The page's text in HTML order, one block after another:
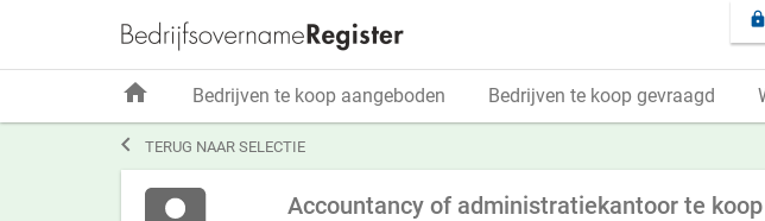
 TERUG NAAR SELECTIE
Accountancy of administratiekantoor te

home Bedrijven te koop aangeboden Bedrijven te koop gevraagd